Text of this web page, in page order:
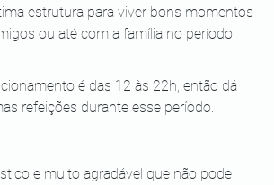
estrutura para viver bons momentos
ou até com a família no período
é das 12 às 22h, então dá
refeições durante esse período.
e muito agradável que não pode